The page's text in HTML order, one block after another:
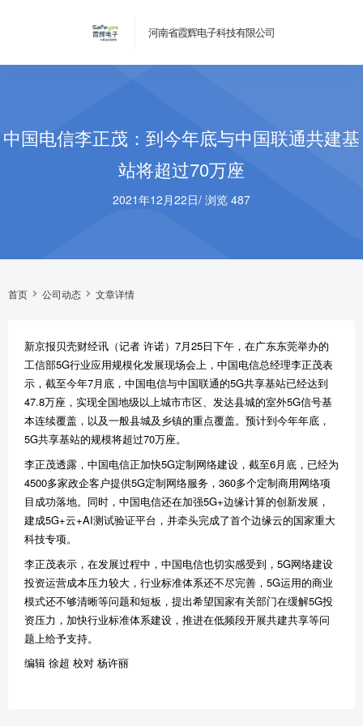
河南省霞辉电子科技有限公司
中国电信李正茂：到今年底与中国联通共建基
站将超过70万座
2021年12月22日/ 浏览 487
首页 公司动态 文章详情
新京报贝壳财经讯（记者 许诺）7月25日下午，在广东东莞举办的
工信部5G行业应用规模化发展现场会上，中国电信总经理李正茂表
示，截至今年7月底，中国电信与中国联通的5G共享基站已经达到
47.8万座，实现全国地级以上城市市区、发达县城的室外5G信号基
本连续覆盖，以及一般县城及乡镇的重点覆盖。预计到今年年底，
5G共享基站的规模将超过70万座。
李正茂透露，中国电信正加快5G定制网络建设，截至6月底，已经为
4500多家政企客户提供5G定制网络服务，360多个定制商用网络项
目成功落地。同时，中国电信还在加强5G+边缘计算的创新发展，
建成5G+云+AI测试验证平台，并牵头完成了首个边缘云的国家重大
科技专项。
李正茂表示，在发展过程中，中国电信也切实感受到，5G网络建设
投资运营成本压力较大，行业标准体系还不尽完善，5G运用的商业
模式还不够清晰等问题和短板，提出希望国家有关部门在缓解5G投
资压力，加快行业标准体系建设，推进在低频段开展共建共享等问
题上给予支持。
编辑 徐超 校对 杨许丽